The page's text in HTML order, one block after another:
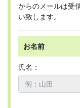
からのメールは受
い致します。
お名前
氏名：